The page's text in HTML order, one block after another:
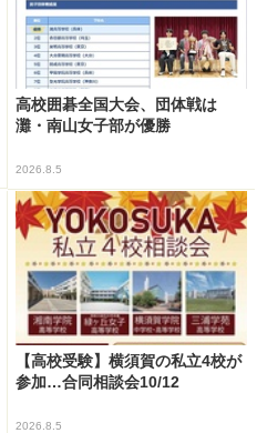
高校囲碁全国大会、団体戦は
灘・南山女子部が優勝
2026.8.5
【高校受験】横須賀の私立4校が
参加…合同相談会10/12
2026.8.5